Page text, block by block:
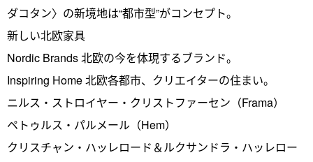
ダコタン〉の新境地は“都市型”がコンセプト。
新しい北欧家具
Nordic Brands 北欧の今を体現するブランド。
Inspiring Home 北欧各都市、クリエイターの住まい。
ニルス・ストロイヤー・クリストファーセン（Frama）
ペトゥルス・パルメール（Hem）
クリスチャン・ハッレロード＆ルクサンドラ・ハッレロー